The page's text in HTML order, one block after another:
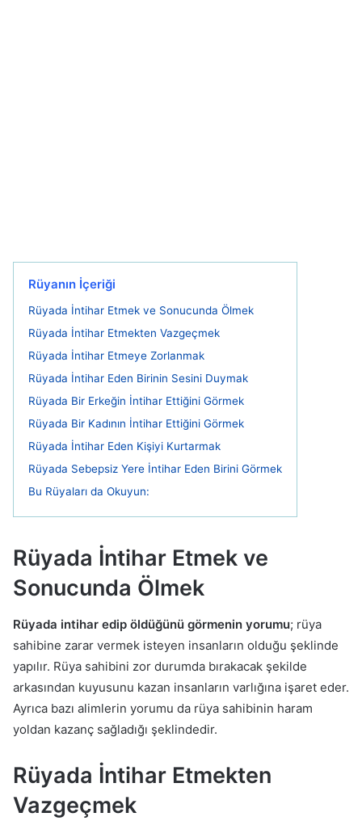
Rüyanın İçeriği
Rüyada İntihar Etmek ve Sonucunda Ölmek
Rüyada İntihar Etmekten Vazgeçmek
Rüyada İntihar Etmeye Zorlanmak
Rüyada İntihar Eden Birinin Sesini Duymak
Rüyada Bir Erkeğin İntihar Ettiğini Görmek
Rüyada Bir Kadının İntihar Ettiğini Görmek
Rüyada İntihar Eden Kişiyi Kurtarmak
Rüyada Sebepsiz Yere İntihar Eden Birini Görmek
Bu Rüyaları da Okuyun:
Rüyada İntihar Etmek ve
Sonucunda Ölmek
Rüyada intihar edip öldüğünü görmenin yorumu; rüya
sahibine zarar vermek isteyen insanların olduğu şeklinde
yapılır. Rüya sahibini zor durumda bırakacak şekilde
arkasından kuyusunu kazan insanların varlığına işaret eder.
Ayrıca bazı alimlerin yorumu da rüya sahibinin haram
yoldan kazanç sağladığı şeklindedir.
Rüyada İntihar Etmekten
Vazgeçmek